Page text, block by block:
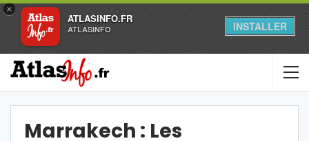
×
ATLASINFO.FR
ATLASINFO INSTALLER
Marrakech : Les